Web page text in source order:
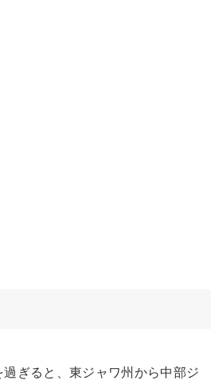
ぎると、東ジャワ州から中部ジ